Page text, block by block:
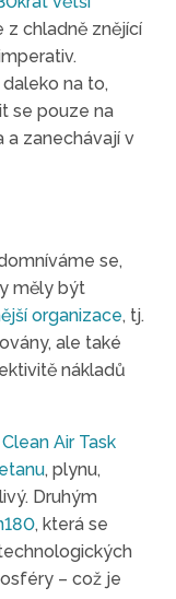
z chladně znějící
na to,
se pouze na
a zanechávají v
se,
měly být
organizace, tj.
ale také
nákladů
Clean Air Task
, plynu,
Druhým
, která se
– což je